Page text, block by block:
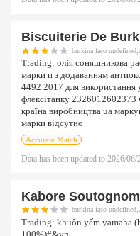
Biscuiterie De
burkina faso
Trading: олія соняшникова
марки п з додаванням
4492 2017 для використання
флексітанку 2326012602373
країна виробництва ua
марки відсутнє
Accurate Match
Data has been updated to 2026/06/
Kabore
burkina faso
Trading: khuôn yếm yamaha